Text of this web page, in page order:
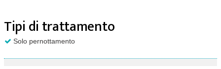
Tipi di trattamento
Solo pernottamento